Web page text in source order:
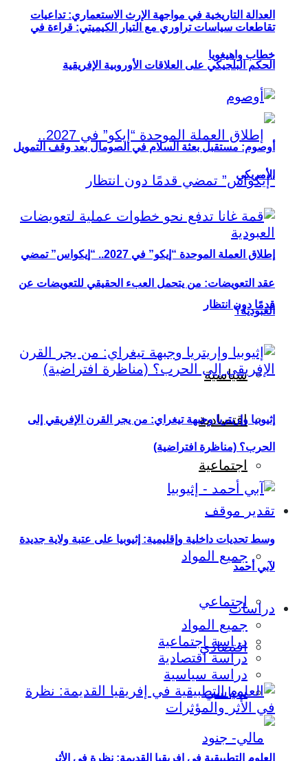
العدالة التاريخية في مواجهة الإرث الاستعماري: تداعيات
الحكم البلجيكي على العلاقات الأوروبية الإفريقية
إطلاق العملة الموحدة “إيكو” في 2027.. “إيكواس” تمضي
قدمًا دون انتظار
سياسية
اقتصادية
اجتماعية
تقدير موقف
جميع المواد
اجتماعي
اقتصادي
سياسي
تقاطعات سياسات تراوري مع التيار الكيميتي: قراءة في
خطاب واهيغويا
أوصوم: مستقبل بعثة السلام في الصومال بعد وقف التمويل
الأمريكي
عقد التعويضات: من يتحمل العبء الحقيقي للتعويضات عن
العبودية؟
إثيوبيا وإريتريا وجبهة تيغراي: من يجر القرن الإفريقي إلى
الحرب؟ (مناظرة افتراضية)
وسط تحديات داخلية وإقليمية: إثيوبيا على عتبة ولاية جديدة
لآبي أحمد
دراسات
جميع المواد
دراسة اجتماعية
دراسة اقتصادية
دراسة سياسية
العلوم التطبيقية في إفريقيا القديمة: نظرة في الأثر